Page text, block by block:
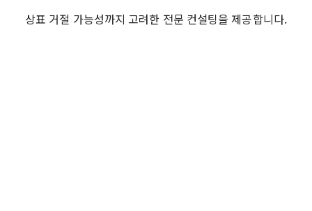
상표 거절 가능성까지 고려한 전문 컨설팅을 제공합니다.